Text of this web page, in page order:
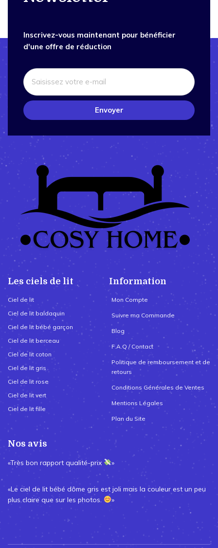
Inscrivez-vous maintenant pour bénéficier
d'une offre de réduction
Envoyer
Les ciels de lit
Ciel de lit
Ciel de lit baldaquin
Ciel de lit bébé garçon
Ciel de lit berceau
Ciel de lit coton
Ciel de lit gris
Ciel de lit rose
Ciel de lit vert
Ciel de lit fille
Information
Mon Compte
Suivre ma Commande
Blog
F.A.Q / Contact
Politique de remboursement et de
retours
Conditions Générales de Ventes
Mentions Légales
Plan du Site
Nos avis
«Très bon rapport qualité-prix »
«Le ciel de lit bébé dôme gris est joli mais la couleur est un peu
plus claire que sur les photos.
»